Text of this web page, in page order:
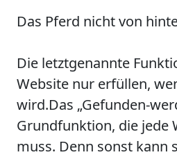
Das Pferd nicht von
Die letztgenannte
Website nur erfüllen,
wird.Das „Gefunden-
Grundfunktion, die jede
muss. Denn sonst kann